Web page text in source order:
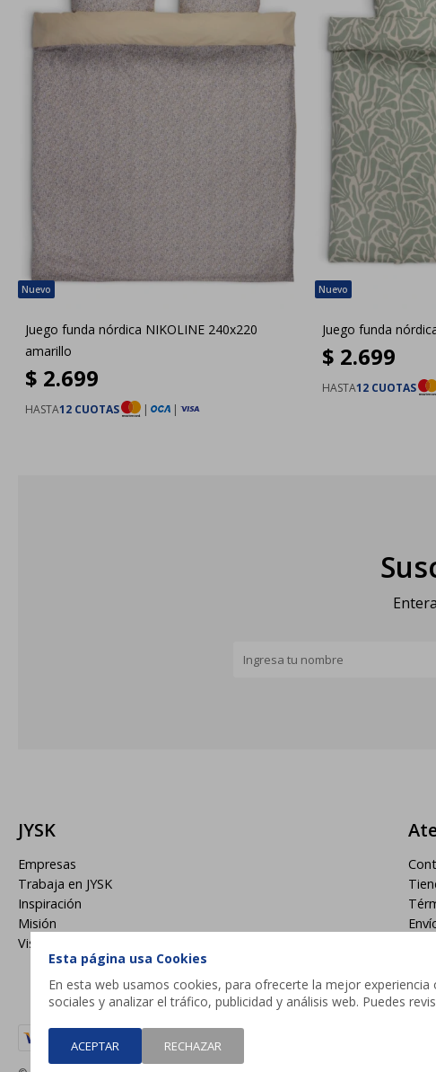
Esta página usa Cookies
En esta web usamos cookies, para ofrecerte la mejor
sociales y analizar el tráfico, publicidad y análisis web. Puedes
ACEPTAR RECHAZAR
Juego funda nórdica NIKOLINE 240x220
amarillo
$ 2.699
HASTA12 CUOTAS | |
Juego funda
$ 2.699
HASTA12 CUOTAS
JYSK
Empresas
Trabaja en JYSK
Inspiración
Misión
Visión